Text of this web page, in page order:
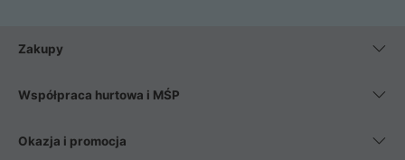
Zakupy
Współpraca hurtowa i MŚP
Okazja i promocja